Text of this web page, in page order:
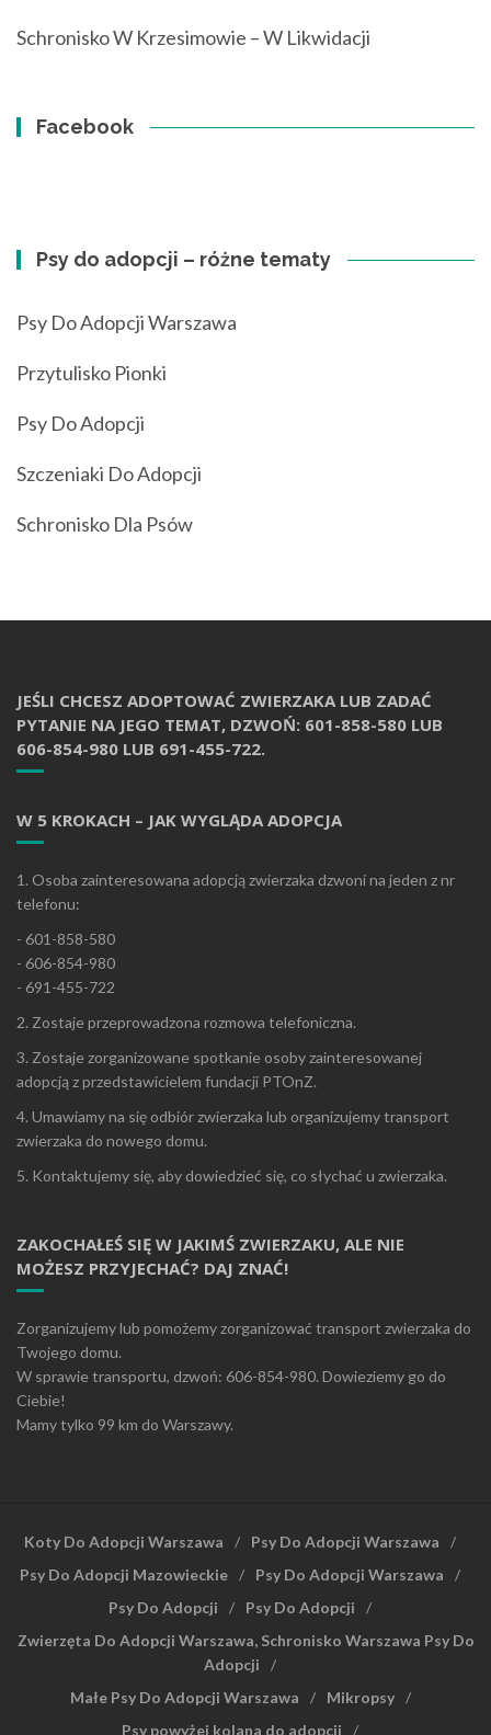
Schronisko W Krzesimowie – W Likwidacji
Facebook
Psy do adopcji – różne tematy
Psy Do Adopcji Warszawa
Przytulisko Pionki
Psy Do Adopcji
Szczeniaki Do Adopcji
Schronisko Dla Psów
JEŚLI CHCESZ ADOPTOWAĆ ZWIERZAKA LUB ZADAĆ
PYTANIE NA JEGO TEMAT, DZWOŃ: 601-858-580 LUB
606-854-980 LUB 691-455-722.
W 5 KROKACH – JAK WYGLĄDA ADOPCJA
1. Osoba zainteresowana adopcją zwierzaka dzwoni na jeden z nr
telefonu:
- 601-858-580
- 606-854-980
- 691-455-722
2. Zostaje przeprowadzona rozmowa telefoniczna.
3. Zostaje zorganizowane spotkanie osoby zainteresowanej
adopcją z przedstawicielem fundacji PTOnZ.
4. Umawiamy na się odbiór zwierzaka lub organizujemy transport
zwierzaka do nowego domu.
5. Kontaktujemy się, aby dowiedzieć się, co słychać u zwierzaka.
ZAKOCHAŁEŚ SIĘ W JAKIMŚ ZWIERZAKU, ALE NIE
MOŻESZ PRZYJECHAĆ? DAJ ZNAĆ!
Zorganizujemy lub pomożemy zorganizować transport zwierzaka do
Twojego domu.
W sprawie transportu, dzwoń: 606-854-980. Dowieziemy go do
Ciebie!
Mamy tylko 99 km do Warszawy.
Koty Do Adopcji Warszawa
Psy Do Adopcji Warszawa
Psy Do Adopcji Mazowieckie
Psy Do Adopcji Warszawa
Psy Do Adopcji
Psy Do Adopcji
Zwierzęta Do Adopcji Warszawa, Schronisko Warszawa Psy Do
Adopcji
Małe Psy Do Adopcji Warszawa
Mikropsy
Psy powyżej kolana do adopcji